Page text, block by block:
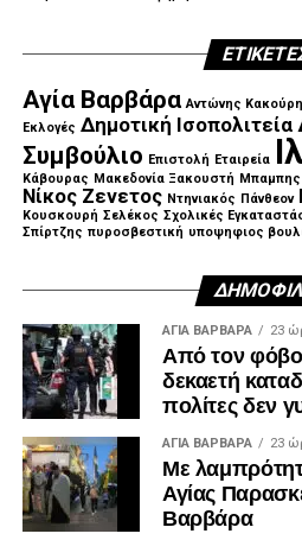
Αγία Βαρβάρα Αντώνης
Εκλογές Δημοτική Ισοπολιτεία
Συμβούλιο Επιστολή Εταιρεία
Κάβουρας Μακεδονία Ξακουστή
Νίκος Ζενετος Ντηνιακός Πάνθεον
Κουσκουρή Σελέκος Σχολικές
Σπίρτζης πυροσβεστική υποψηφιος
ΑΓΙΑ ΒΑΡΒΑΡΑ 23
Από τον φόβο
δεκαετή
πολίτες δεν
ΑΓΙΑ ΒΑΡΒΑΡΑ 23
Με
Αγίας
Βαρβάρα